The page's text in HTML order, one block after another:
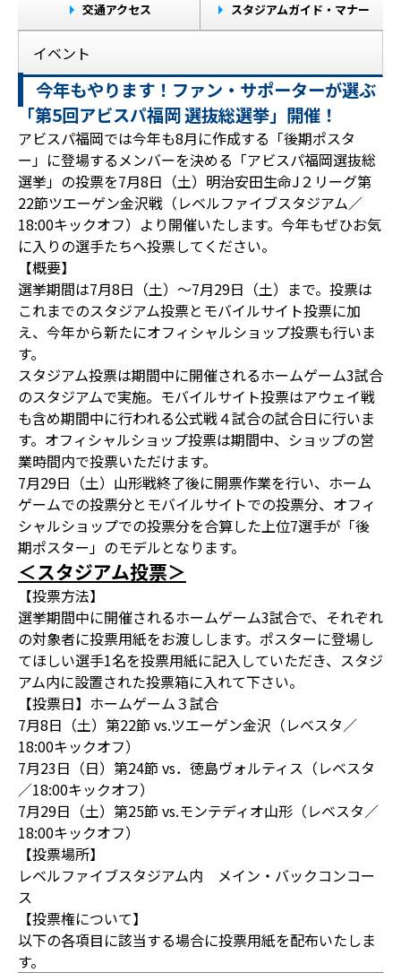
交通アクセス スタジアムガイド・マナー
イベント
今年もやります！ファン・サポーターが選ぶ
「第5回アビスパ福岡 選抜総選挙」開催！
アビスパ福岡では今年も8月に作成する「後期ポスタ
ー」に登場するメンバーを決める「アビスパ福岡選抜総
選挙」の投票を7月8日（土）明治安田生命J２リーグ第
22節ツエーゲン金沢戦（レベルファイブスタジアム／
18:00キックオフ）より開催いたします。今年もぜひお気
に入りの選手たちへ投票してください。
【概要】
選挙期間は7月8日（土）～7月29日（土）まで。投票は
これまでのスタジアム投票とモバイルサイト投票に加
え、今年から新たにオフィシャルショップ投票も行いま
す。
スタジアム投票は期間中に開催されるホームゲーム3試合
のスタジアムで実施。モバイルサイト投票はアウェイ戦
も含め期間中に行われる公式戦４試合の試合日に行いま
す。オフィシャルショップ投票は期間中、ショップの営
業時間内で投票いただけます。
7月29日（土）山形戦終了後に開票作業を行い、ホーム
ゲームでの投票分とモバイルサイトでの投票分、オフィ
シャルショップでの投票分を合算した上位7選手が「後
期ポスター」のモデルとなります。
＜スタジアム投票＞
【投票方法】
選挙期間中に開催されるホームゲーム3試合で、それぞれ
の対象者に投票用紙をお渡しします。ポスターに登場し
てほしい選手1名を投票用紙に記入していただき、スタジ
アム内に設置された投票箱に入れて下さい。
【投票日】ホームゲーム３試合
7月8日（土）第22節 vs.ツエーゲン金沢（レベスタ／
18:00キックオフ）
7月23日（日）第24節 vs．徳島ヴォルティス（レベスタ
／18:00キックオフ）
7月29日（土）第25節 vs.モンテディオ山形（レベスタ／
18:00キックオフ）
【投票場所】
レベルファイブスタジアム内 メイン・バックコンコー
ス
【投票権について】
以下の各項目に該当する場合に投票用紙を配布いたしま
す。